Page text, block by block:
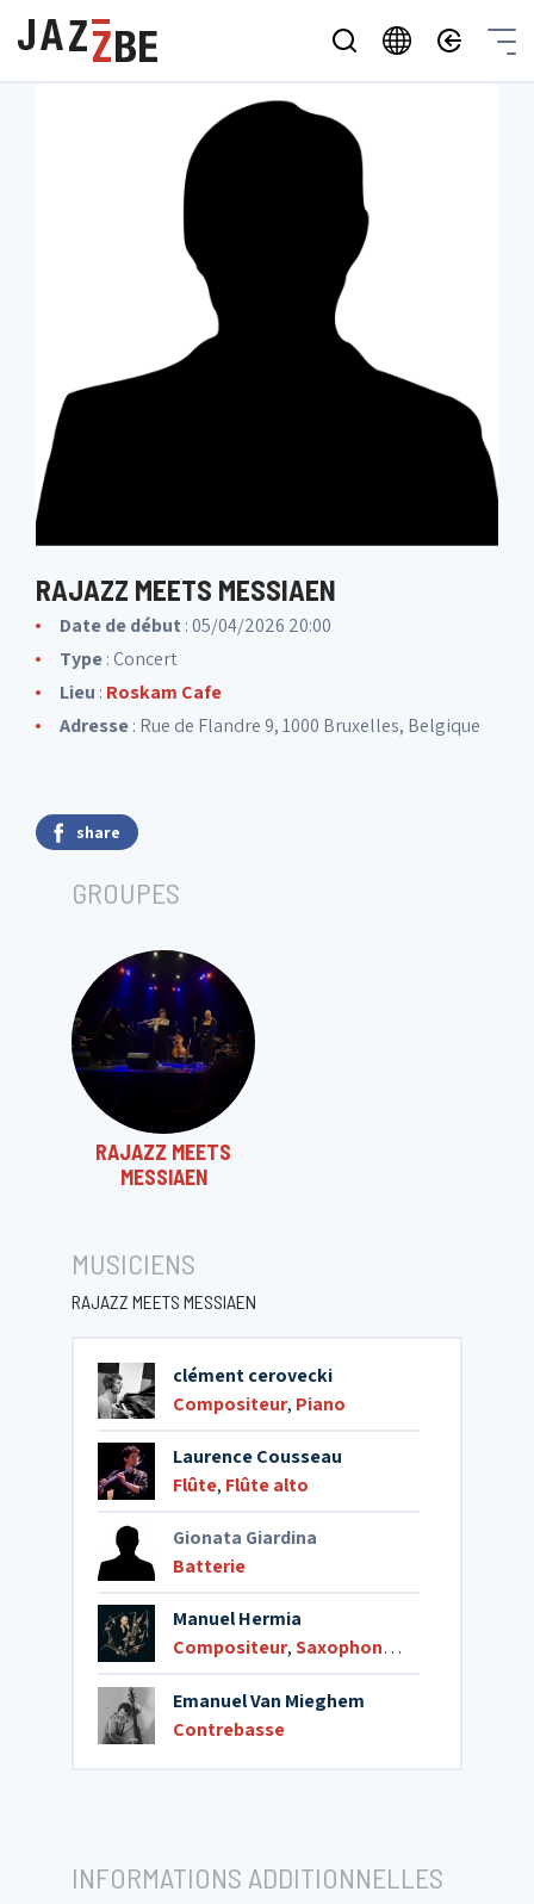
RAJAZZ MEETS MESSIAEN
Date de début : 05/04/2026 20:00
Type: Concert
Lieu : Roskam Cafe
Adresse: Rue de Flandre 9, 1000 Bruxelles, Belgique
share
GROUPES
RAJAZZ MEETS
MESSIAEN
MUSICIENS
RAJAZZ MEETS MESSIAEN
clément cerovecki
Compositeur, Piano
Laurence Cousseau
Flûte, Flûte alto
Gionata Giardina
Batterie
Manuel Hermia
Compositeur,Saxophone alto
Emanuel Van Mieghem
Contrebasse
INFORMATIONS ADDITIONNELLES